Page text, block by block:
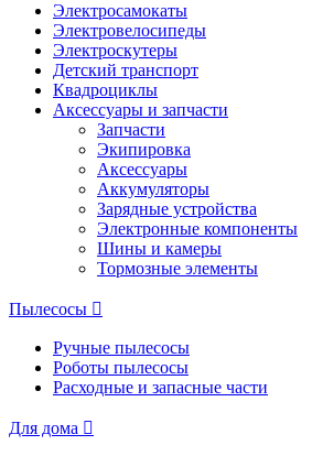
Электросамокаты
Электровелосипеды
Электроскутеры
Детский транспорт
Квадроциклы
Аксессуары и запчасти
Запчасти
Экипировка
Аксессуары
Аккумуляторы
Зарядные устройства
Электронные компоненты
Шины и камеры
Тормозные элементы
Пылесосы
Ручные пылесосы
Роботы пылесосы
Расходные и запасные части
Для дома